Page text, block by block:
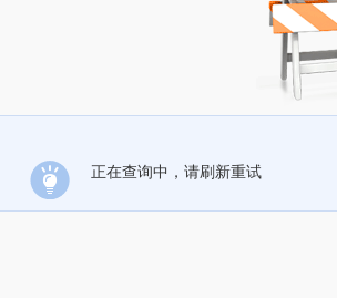
正在查询中，请刷新重试